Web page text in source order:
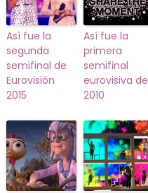
Así fue la
segunda
semifinal de
Eurovisión
2015
Así fue la
primera
semifinal
eurovisiva de
2010